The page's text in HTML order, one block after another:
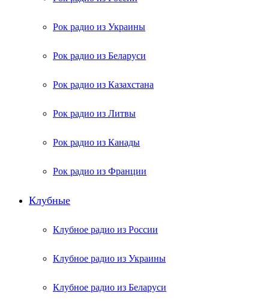
Рок радио из Украины
Рок радио из Беларуси
Рок радио из Казахстана
Рок радио из Литвы
Рок радио из Канады
Рок радио из Франции
Клубные
Клубное радио из России
Клубное радио из Украины
Клубное радио из Беларуси